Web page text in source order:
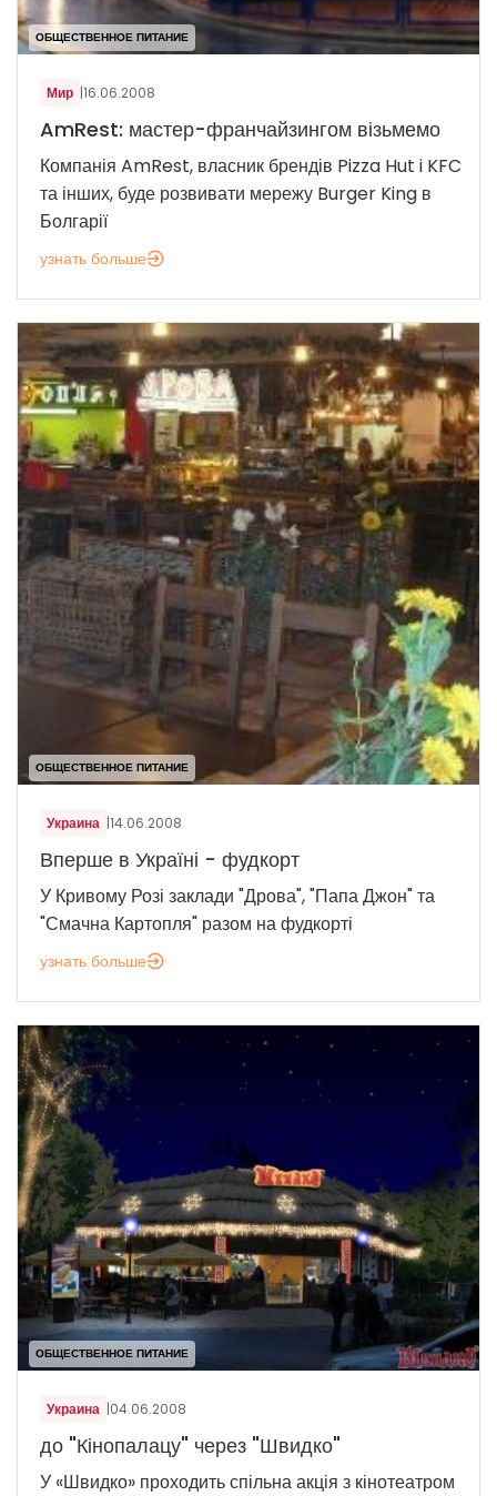
ОБЩЕСТВЕННОЕ ПИТАНИЕ
Мир |16.06.2008
AmRest: мастер-франчайзингом візьмемо
Компанія AmRest, власник брендів Pizza Hut i KFC
та інших, буде розвивати мережу Burger King в
Болгарії
узнать больше
ОБЩЕСТВЕННОЕ ПИТАНИЕ
Украина |14.06.2008
Вперше в Україні - фудкорт
У Кривому Розі заклади "Дрова", "Папа Джон" та
"Смачна Картопля" разом на фудкорті
узнать больше
ОБЩЕСТВЕННОЕ ПИТАНИЕ
Украина |04.06.2008
до "Кінопалацу" через "Швидко"
У «Швидко» проходить спільна акція з кінотеатром